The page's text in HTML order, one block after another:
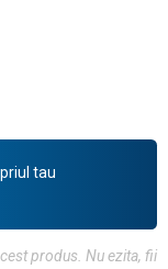
tau
produs. Nu ezita, fii